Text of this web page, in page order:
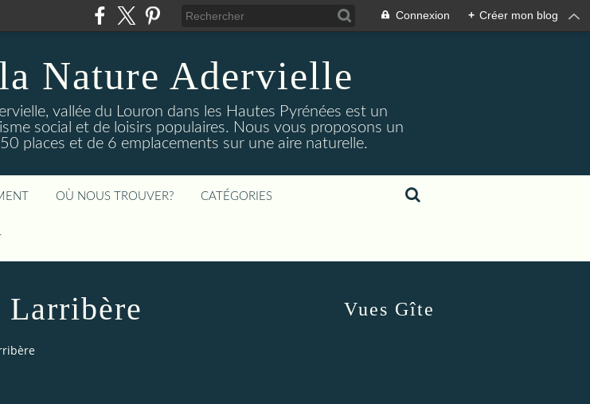
Connexion + Créer mon blog
Nature Adervielle
vallée du Louron dans les Hautes Pyrénées est un
social et de loisirs populaires. Nous vous proposons un
places et de 6 emplacements sur une aire naturelle.
OÙ NOUS TROUVER? CATÉGORIES
Larribère Vues Gîte